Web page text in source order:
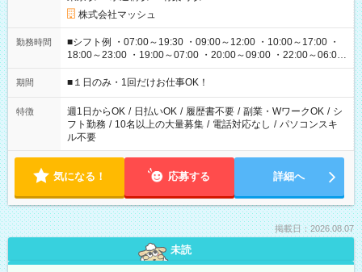
株式会社マッシュ
勤務時間
■シフト例 ・07:00～19:30 ・09:00～12:00 ・10:00～17:00 ・
18:00～23:00 ・19:00～07:00 ・20:00～09:00 ・22:00～06:00
etc ★最短で3時間で5,120円のお仕事から 15時間で2万円近く稼
げるお仕事も！ ご希望のお時間に合わせてご紹介！ ※シフトは
ください！
期間 ■１日のみ・1回だけお仕事OK！
特徴 週1日からOK / 日払いOK / 履歴書不要 / 副業・WワークOK / シ
フト勤務 / 10名以上の大量募集 / 電話対応なし / パソコンスキ
ル不要
気になる！ 応募する 詳細へ
掲載日：2026.08.07
未読